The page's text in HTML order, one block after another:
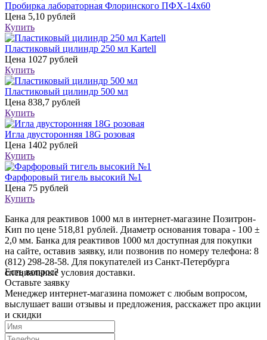
Пробирка лабораторная Флоринского ПФХ-14х60
Цена 5,10 рублей
Купить
Пластиковый цилиндр 250 мл Kartell
Цена 1027 рублей
Купить
Пластиковый цилиндр 500 мл
Цена 838,7 рублей
Купить
Игла двусторонняя 18G розовая
Цена 1402 рублей
Купить
Фарфоровый тигель высокий №1
Цена 75 рублей
Купить
Банка для реактивов 1000 мл в интернет-магазине Позитрон-
Кип по цене 518,81 рублей. Диаметр основания товара - 100 ±
2,0 мм. Банка для реактивов 1000 мл доступная для покупки
на сайте, оставив заявку, или позвонив по номеру телефона: 8
(812) 298-28-58. Для покупателей из Санкт-Петербурга
специальные условия доставки.
Есть вопрос?
Оставьте заявку
Менеджер интернет-магазина поможет с любым вопросом,
выслушает ваши отзывы и предложения, расскажет про акции
и скидки